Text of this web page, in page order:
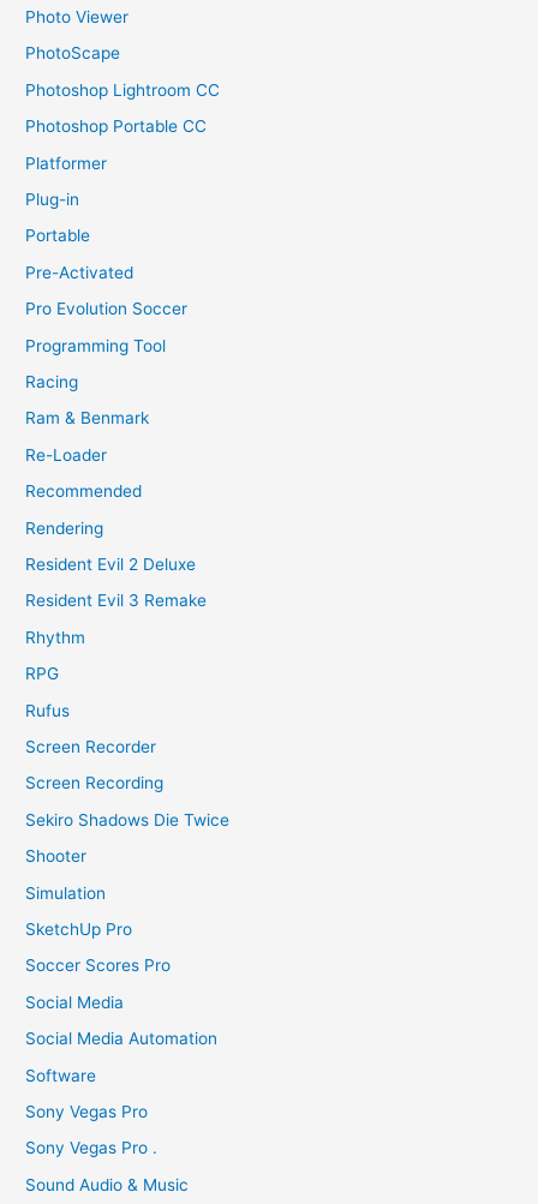
Photo Viewer
PhotoScape
Photoshop Lightroom CC
Photoshop Portable CC
Platformer
Plug-in
Portable
Pre-Activated
Pro Evolution Soccer
Programming Tool
Racing
Ram & Benmark
Re-Loader
Recommended
Rendering
Resident Evil 2 Deluxe
Resident Evil 3 Remake
Rhythm
RPG
Rufus
Screen Recorder
Screen Recording
Sekiro Shadows Die Twice
Shooter
Simulation
SketchUp Pro
Soccer Scores Pro
Social Media
Social Media Automation
Software
Sony Vegas Pro
Sony Vegas Pro .
Sound Audio & Music